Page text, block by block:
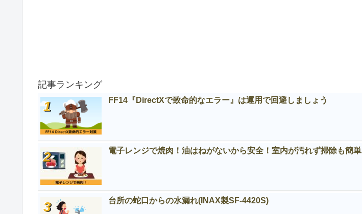
記事ランキング
FF14『DirectXで致命的なエラー』は運用で回避しましょう
電子レンジで焼肉！油はねがないから安全！室内が汚れず掃除も簡単
台所の蛇口からの水漏れ(INAX製SF-4420S)